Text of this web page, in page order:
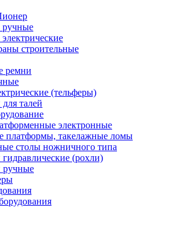
ручные
строительные
ремни
(тельферы)
талей
электронные
платформы, такелажные ломы
столы ножничного типа
(рохли)
ручные